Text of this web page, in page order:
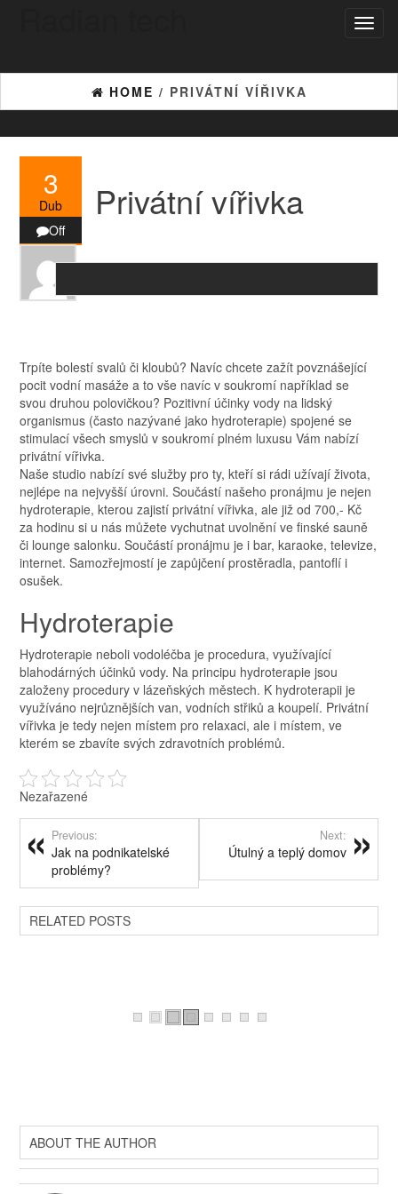
HOME / PRIVÁTNÍ VÍŘIVKA
3
Dub
Off
Privátní vířivka
Trpíte bolestí svalů či kloubů? Navíc chcete zažít povznášející
pocit vodní masáže a to vše navíc v soukromí například se
svou druhou polovičkou? Pozitivní účinky vody na lidský
organismus (často nazývané jako hydroterapie) spojené se
stimulací všech smyslů v soukromí plném luxusu Vám nabízí
privátní vířivka.
Naše studio nabízí své služby pro ty, kteří si rádi užívají života,
nejlépe na nejvyšší úrovni. Součástí našeho pronájmu je nejen
hydroterapie, kterou zajistíprivátní vířivka, ale již od 700,- Kč
za hodinu si u nás můžete vychutnat uvolnění ve finské sauně
či lounge salonku. Součástí pronájmu je i bar, karaoke, televize,
internet. Samozřejmostí je zapůjčení prostěradla, pantoflí i
osušek.
Hydroterapie
Hydroterapie neboli vodoléčba je procedura, využívající
blahodárných účinků vody. Na principu hydroterapie jsou
založeny procedury v lázeňských městech. K hydroterapii je
využíváno nejrůznějších van, vodních střiků a koupelí. Privátní
vířivka je tedy nejen místem pro relaxaci, ale i místem, ve
kterém se zbavíte svých zdravotních problémů.
Nezařazené
Previous:
Jak na podnikatelské
problémy?
Next:
Útulný a teplý domov
RELATED POSTS
ABOUT THE AUTHOR